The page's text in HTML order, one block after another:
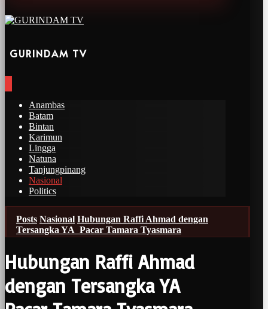
GURINDAM TV
Anambas
Batam
Bintan
Karimun
Lingga
Natuna
Tanjungpinang
Nasional
Politics
Posts Nasional Hubungan Raffi Ahmad dengan
Tersangka YA Pacar Tamara Tyasmara
Hubungan Raffi Ahmad
dengan Tersangka YA